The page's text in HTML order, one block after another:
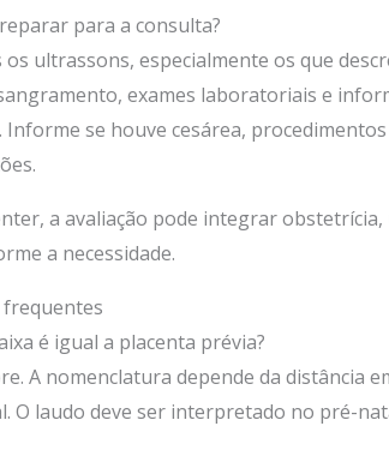
para a consulta?
os ultrassons, especialmente os que
exames laboratoriais e
se houve cesárea,
a avaliação pode integrar
a necessidade.
é igual a placenta prévia?
A nomenclatura depende da distância
O laudo deve ser interpretado no pré-